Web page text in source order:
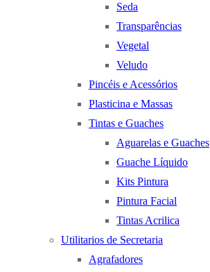
Seda
Transparências
Vegetal
Veludo
Pincéis e Acessórios
Plasticina e Massas
Tintas e Guaches
Aguarelas e Guaches
Guache Líquido
Kits Pintura
Pintura Facial
Tintas Acrilica
Utilitarios de Secretaria
Agrafadores